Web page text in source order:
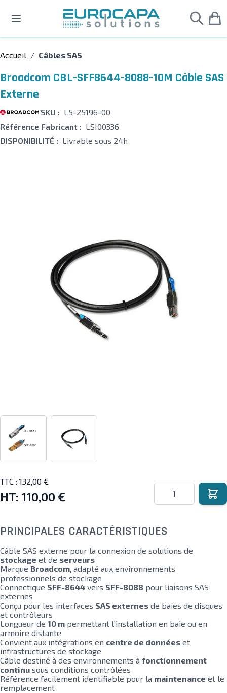
Accueil / Câbles SAS
Broadcom CBL-SFF8644-8088-10M Câble SAS
Externe
SKU : L5-25196-00
Référence Fabricant : LSI00336
DISPONIBILITÉ : Livrable sous 24h
TTC : 132,00 €
HT: 110,00 €
Quantité
PRINCIPALES CARACTÉRISTIQUES
Câble SAS externe pour la connexion de solutions de
stockage et de serveurs
Marque Broadcom, adapté aux environnements
professionnels de stockage
Connectique SFF-8644 vers SFF-8088 pour liaisons SAS
externes
Conçu pour les interfaces SAS externes de baies de disques
et contrôleurs
Longueur de 10 m permettant l’installation en baie ou en
armoire distante
Convient aux intégrations en centre de données et
infrastructures de stockage
Câble destiné à des environnements à fonctionnement
continu sous conditions contrôlées
Référence facilement identifiable pour la maintenance et le
remplacement